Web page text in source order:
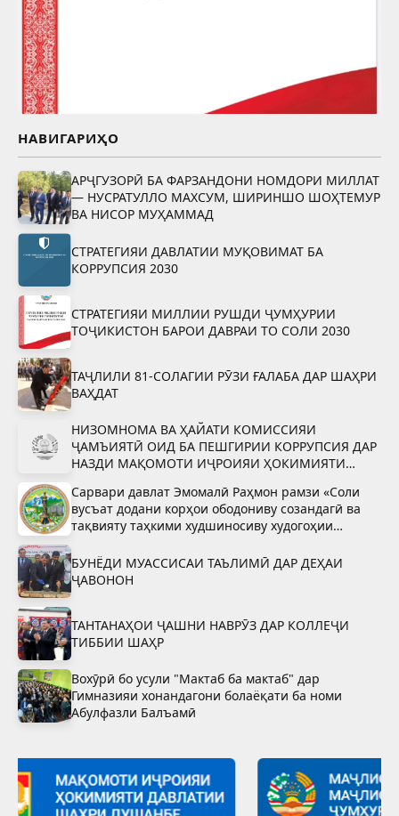
НАВИГАРИҲО
АРҶГУЗОРӢ БА ФАРЗАНДОНИ НОМДОРИ МИЛЛАТ
— НУСРАТУЛЛО МАХСУМ, ШИРИНШО ШОҲТЕМУР
ВА НИСОР МУҲАММАД
СТРАТЕГИЯИ ДАВЛАТИИ МУҚОВИМАТ БА
КОРРУПСИЯ 2030
СТРАТЕГИЯИ МИЛЛИИ РУШДИ ҶУМҲУРИИ
ТОҶИКИСТОН БАРОИ ДАВРАИ ТО СОЛИ 2030
ТАҶЛИЛИ 81-СОЛАГИИ РӮЗИ ҒАЛАБА ДАР ШАҲРИ
ВАҲДАТ
НИЗОМНОМА ВА ҲАЙАТИ КОМИССИЯИ
ҶАМЪИЯТӢ ОИД БА ПЕШГИРИИ КОРРУПСИЯ ДАР
НАЗДИ МАҚОМОТИ ИҶРОИЯИ ҲОКИМИЯТИ
Сарвари давлат Эмомалӣ Раҳмон рамзи «Соли
вусъат додани корҳои ободониву созандагӣ ва
тақвияту таҳкими худшиносиву худогоҳии
БУНЁДИ МУАССИСАИ ТАЪЛИМӢ ДАР ДЕҲАИ
ҶАВОНОН
ТАНТАНАҲОИ ҶАШНИ НАВРӮЗ ДАР КОЛЛЕҶИ
ТИББИИ ШАҲР
Вохӯрӣ бо усули "Мактаб ба мактаб" дар
Гимназияи хонандагони болаёқати ба номи
Абулфазли Балъамӣ